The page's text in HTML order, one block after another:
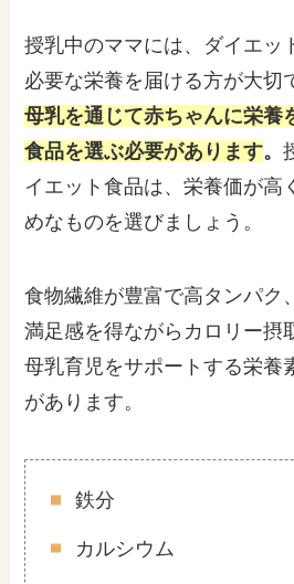
授乳中のママには、ダイエッ
必要な栄養を届ける方が大切
母乳を通じて赤ちゃんに栄養
食品を選ぶ必要があります。
イエット食品は、栄養価が高
めなものを選びましょう。
食物繊維が豊富で高タンパク
満足感を得ながらカロリー摂
母乳育児をサポートする栄養
があります。
鉄分
カルシウム